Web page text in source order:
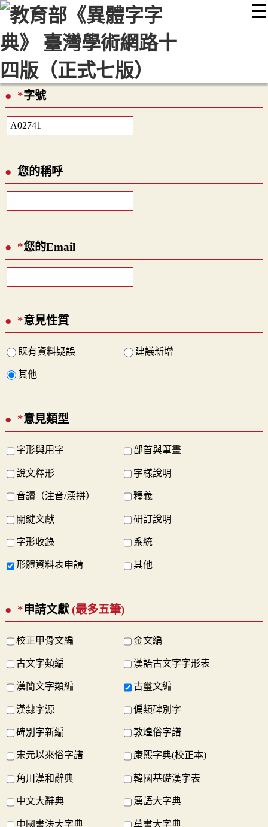
☰
::: 最新消息 常見問題 編輯說明
顯示模式
網站導覽
*字號
您的稱呼
*您的Email
*意見性質
既有資料疑誤 建議新增
其他
*意見類型
字形與用字 部首與筆畫
說文釋形 字樣說明
音讀（注音/漢拼） 釋義
關鍵文獻 研訂說明
字形收錄 系統
形體資料表申請 其他
*申請文獻 (最多五筆)
校正甲骨文編 金文編
古文字類編 漢語古文字字形表
漢簡文字類編 古璽文編
漢隸字源 偏類碑別字
碑別字新編 敦煌俗字譜
宋元以來俗字譜 康熙字典(校正本)
角川漢和辭典 韓國基礎漢字表
中文大辭典 漢語大字典
中國書法大字典 草書大字典